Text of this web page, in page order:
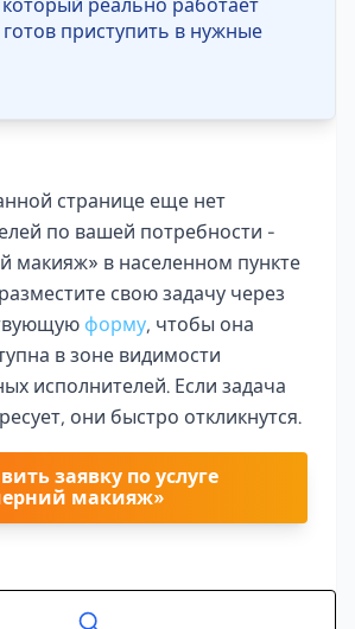
реально работает
приступить в нужные
странице еще нет
по вашей потребности -
макияж» в населенном пункте
свою задачу через
форму, чтобы она
в зоне видимости
исполнителей. Если задача
они быстро откликнутся.
заявку по услуге
макияж»